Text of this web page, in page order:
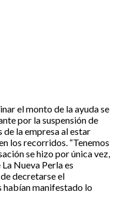
el monto de la ayuda se
por la suspensión de
de la empresa al estar
los recorridos. “Tenemos
se hizo por única vez,
Nueva Perla es
decretarse el
manifestado lo